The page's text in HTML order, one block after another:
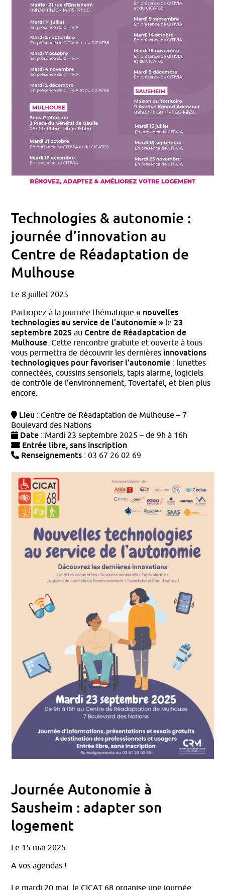
Technologies & autonomie :
journée d’innovation au
Centre de Réadaptation de
Mulhouse
Le 8 juillet 2025
Participez à la journée thématique« nouvelles
technologies au service de l’autonomie » le 23
septembre 2025 au Centre de Réadaptation de
Mulhouse . Cette rencontre gratuite et ouverte à tous
vous permettra de découvrir les dernières innovations
technologiques pour favoriser l’autonomie : lunettes
connectées, coussins sensoriels, tapis alarme, logiciels
de contrôle de l’environnement, Tovertafel, et bien plus
encore.
Lieu : Centre de Réadaptation de Mulhouse – 7
Boulevard des Nations
Date : Mardi 23 septembre 2025 – de 9h à 16h
Entrée libre, sans inscription
Renseignements : 03 67 26 02 69
Journée Autonomie à
Sausheim : adapter son
logement
Le 15 mai 2025
A vos agendas !
Le mardi 20 mai, le CICAT 68 organise une journée